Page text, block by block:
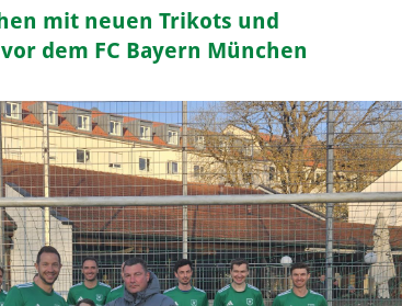
mit neuen Trikots und
dem FC Bayern München